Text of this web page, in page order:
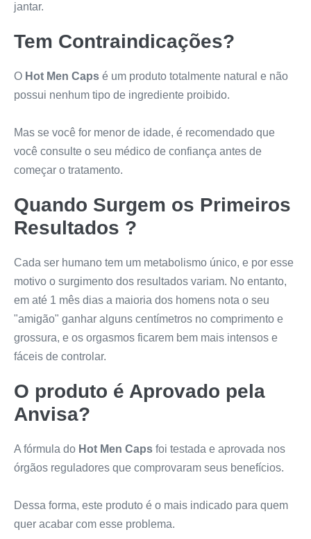
jantar.
Tem Contraindicações?
O Hot Men Caps é um produto totalmente natural e não
possui nenhum tipo de ingrediente proibido.
Mas se você for menor de idade, é recomendado que
você consulte o seu médico de confiança antes de
começar o tratamento.
Quando Surgem os Primeiros
Resultados ?
Cada ser humano tem um metabolismo único, e por esse
motivo o surgimento dos resultados variam. No entanto,
em até 1 mês dias a maioria dos homens nota o seu
"amigão" ganhar alguns centímetros no comprimento e
grossura, e os orgasmos ficarem bem mais intensos e
fáceis de controlar.
O produto é Aprovado pela
Anvisa?
A fórmula do Hot Men Caps foi testada e aprovada nos
órgãos reguladores que comprovaram seus benefícios.
Dessa forma, este produto é o mais indicado para quem
quer acabar com esse problema.